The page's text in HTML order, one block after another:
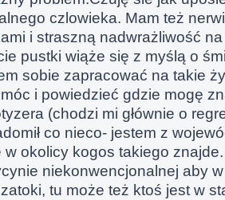
czlowieka. Mam też
i straszną nadwrażliwość
pustki wiąże się z myślą o
sobie zapracować na takie
i powiedzieć gdzie mogę
(chodzi mi głównie o
co nieco- jestem z
w okolicy kogos takiego
niekonwencjonalnej aby
tu może też ktoś jest w